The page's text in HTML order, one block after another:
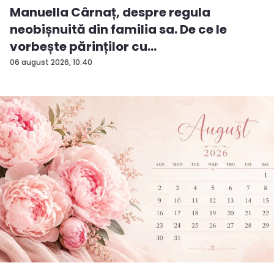
06 august 2026, 10:40
Manuella Cârnaț, despre regula
neobișnuită din familia sa. De ce le
vorbește părinților cu
„dumneavoastră...